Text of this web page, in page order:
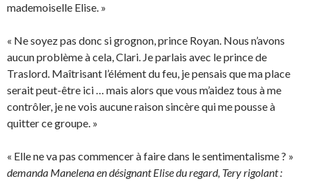
mademoiselle Elise. »
« Ne soyez pas donc si grognon, prince Royan. Nous n’avons
aucun problème à cela, Clari. Je parlais avec le prince de
Traslord. Maîtrisant l’élément du feu, je pensais que ma place
serait peut-être ici … mais alors que vous m’aidez tous à me
contrôler, je ne vois aucune raison sincère qui me pousse à
quitter ce groupe. »
« Elle ne va pas commencer à faire dans le sentimentalisme ? »
demanda Manelena en désignant Elise du regard, Tery rigolant :